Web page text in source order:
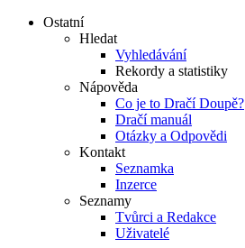
Ostatní
Hledat
Vyhledávání
Rekordy a statistiky
Nápověda
Co je to Dračí Doupě?
Dračí manuál
Otázky a Odpovědi
Kontakt
Seznamka
Inzerce
Seznamy
Tvůrci a Redakce
Uživatelé